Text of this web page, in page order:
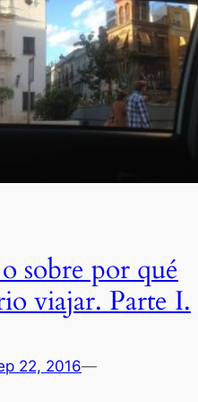
sobre por qué
viajar. Parte I.
22, 2016—